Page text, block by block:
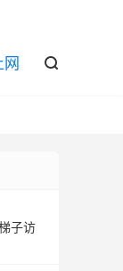

子访